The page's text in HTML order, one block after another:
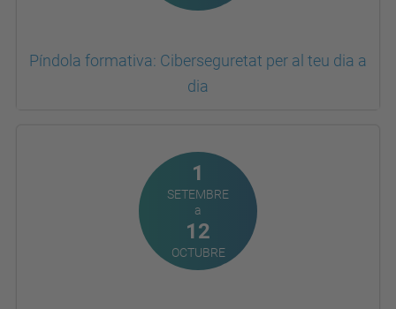
Píndola formativa: Ciberseguretat per al teu dia a
dia
1
SETEMBRE
a
12
OCTUBRE